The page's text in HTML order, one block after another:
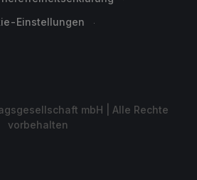
Einstellungen
mbH | Alle Rechte
vorbehalten